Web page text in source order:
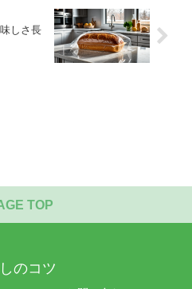
しさ長
TOP
のコツ